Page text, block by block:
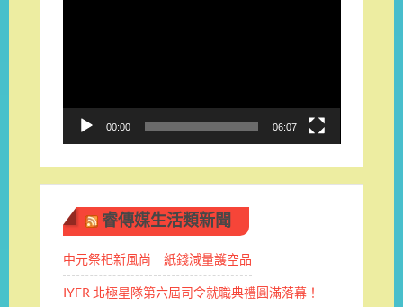
00:00 06:07
睿傳媒生活類新聞
中元祭祀新風尚 紙錢減量護空品
IYFR 北極星隊第六屆司令就職典禮圓滿落幕！